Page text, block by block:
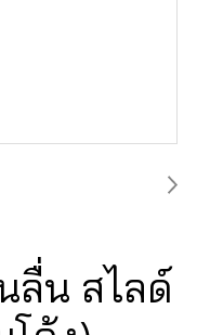
ลื่น สไลด์